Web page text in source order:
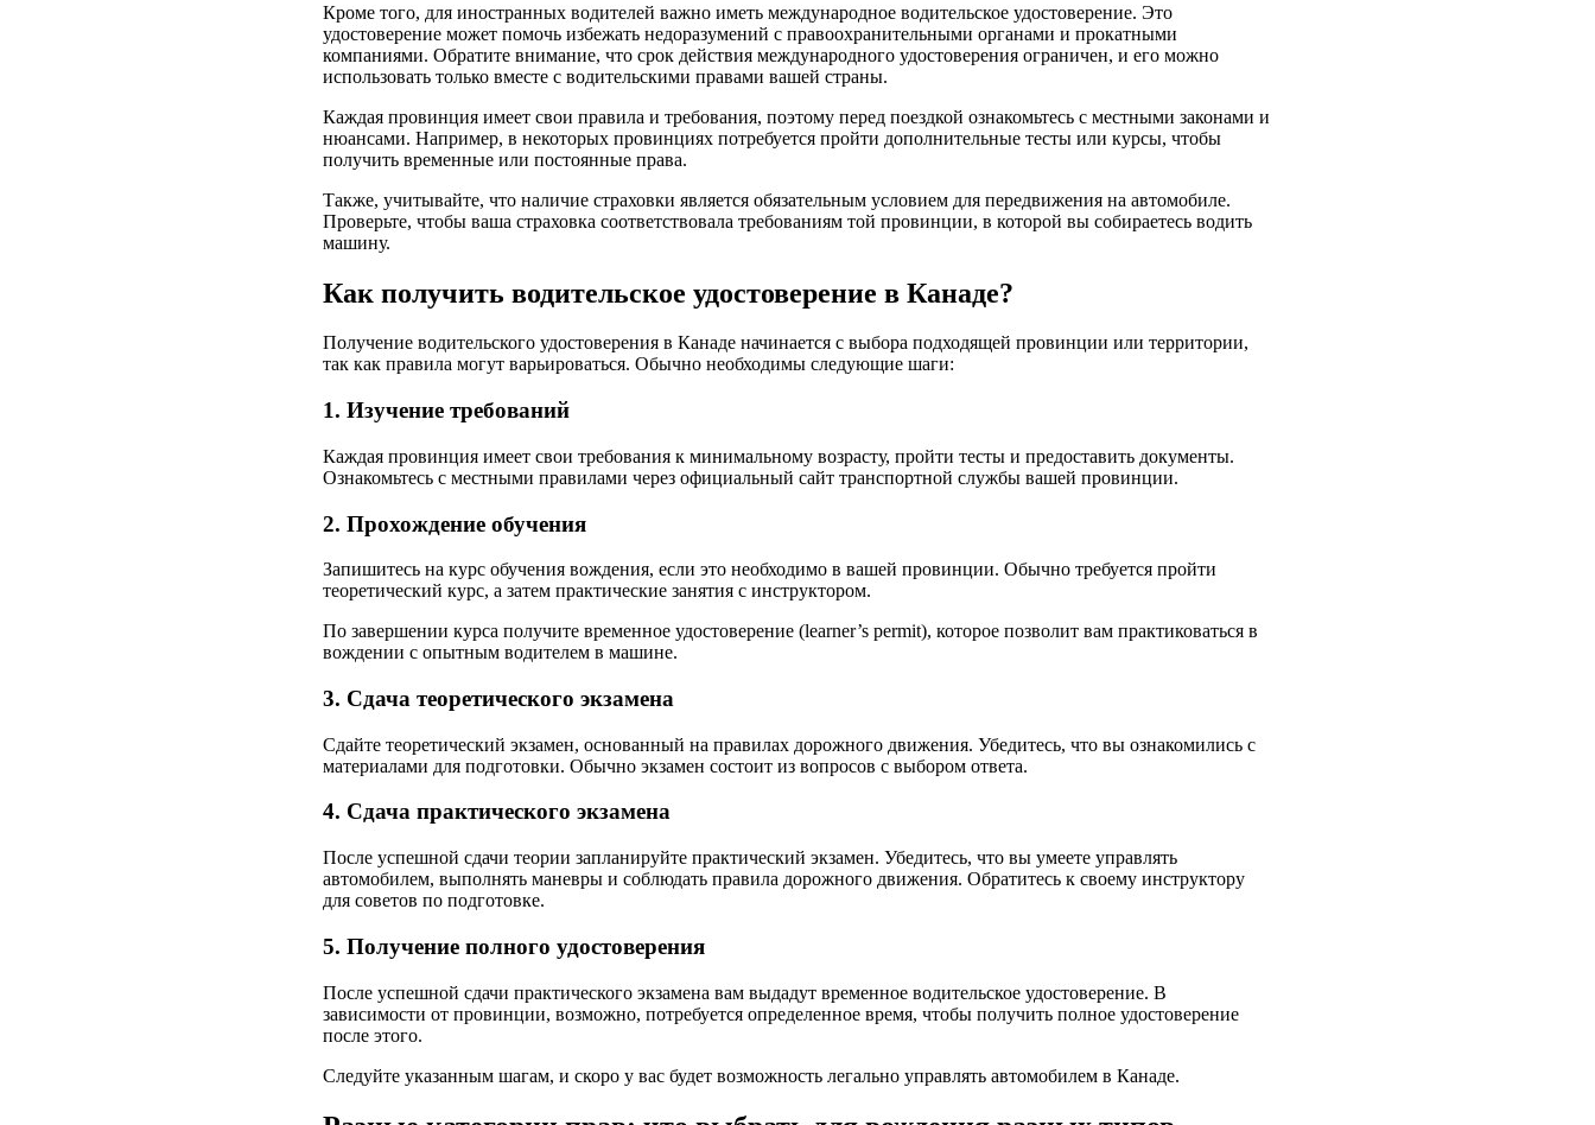
Кроме того, для иностранных водителей важно иметь международное водительское удостоверение. Это
удостоверение может помочь избежать недоразумений с правоохранительными органами и прокатными
компаниями. Обратите внимание, что срок действия международного удостоверения ограничен, и его можно
использовать только вместе с водительскими правами вашей страны.
Каждая провинция имеет свои правила и требования, поэтому перед поездкой ознакомьтесь с местными законами и
нюансами. Например, в некоторых провинциях потребуется пройти дополнительные тесты или курсы, чтобы
получить временные или постоянные права.
Также, учитывайте, что наличие страховки является обязательным условием для передвижения на автомобиле.
Проверьте, чтобы ваша страховка соответствовала требованиям той провинции, в которой вы собираетесь водить
машину.
Как получить водительское удостоверение в Канаде?
Получение водительского удостоверения в Канаде начинается с выбора подходящей провинции или территории,
так как правила могут варьироваться. Обычно необходимы следующие шаги:
1. Изучение требований
Каждая провинция имеет свои требования к минимальному возрасту, пройти тесты и предоставить документы.
Ознакомьтесь с местными правилами через официальный сайт транспортной службы вашей провинции.
2. Прохождение обучения
Запишитесь на курс обучения вождения, если это необходимо в вашей провинции. Обычно требуется пройти
теоретический курс, а затем практические занятия с инструктором.
По завершении курса получите временное удостоверение (learner’s permit), которое позволит вам практиковаться в
вождении с опытным водителем в машине.
3. Сдача теоретического экзамена
Сдайте теоретический экзамен, основанный на правилах дорожного движения. Убедитесь, что вы ознакомились с
материалами для подготовки. Обычно экзамен состоит из вопросов с выбором ответа.
4. Сдача практического экзамена
После успешной сдачи теории запланируйте практический экзамен. Убедитесь, что вы умеете управлять
автомобилем, выполнять маневры и соблюдать правила дорожного движения. Обратитесь к своему инструктору
для советов по подготовке.
5. Получение полного удостоверения
После успешной сдачи практического экзамена вам выдадут временное водительское удостоверение. В
зависимости от провинции, возможно, потребуется определенное время, чтобы получить полное удостоверение
после этого.
Следуйте указанным шагам, и скоро у вас будет возможность легально управлять автомобилем в Канаде.